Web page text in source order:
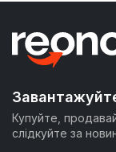
Купуйте,
слідкуйте за